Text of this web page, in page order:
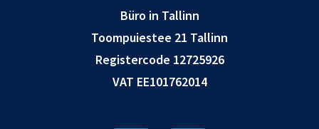
Büro in Tallinn
Toompuiestee 21 Tallinn
Registercode 12725926
VAT EE101762014